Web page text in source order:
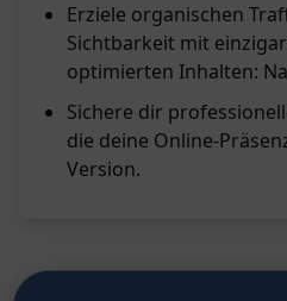
Erziele organischen
Sichtbarkeit mit
optimierten Inhalten:
Sichere dir
die deine Online-
Version.